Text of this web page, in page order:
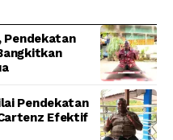
Pendekatan
Pendekatan
Efektif